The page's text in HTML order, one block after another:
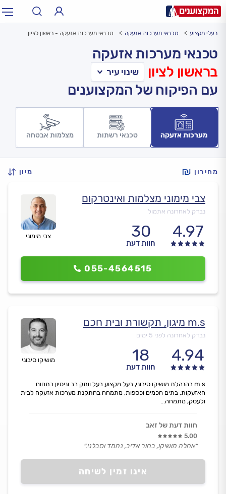
עיר: תל אביב, חיפה…
בעלי מקצוע טכנאי מערכות אזעקה טכנאי מערכות אזעקה - ראשון לציון
טכנאי מערכות אזעקה
בראשון לציון
עם הפיקוח של המקצוענים
מערכות אזעקה טכנאי רשתות מצלמות אבטחה
מחירון מיון
צבי מימוני
צבי מימוני מצלמות ואינטרקום
נבדק לאחרונה אתמול
4.97
30
חוות דעת
055-4564515
מושיקו סיבוני
m.s מיגון, תקשורת ובית חכם
נבדק לאחרונה לפני 5 ימים
4.94
18
חוות דעת
אינו זמין לשיחה
m.s בהנהלת מושיקו סיבוני, בעל מקצוע בעל וותק רב וניסיון בתחום
האזעקות, בתים חכמים וכספות, מתמחה בהתקנת מערכות אזעקה לבית
ולעסק, מתמחה...
חוות דעת של זאב
5.00
״אחלה מושיקו, בחור אדיב, נחמד וסבלני.״